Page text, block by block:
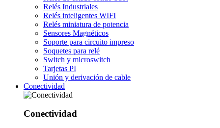
Relés Industriales
Relés inteligentes WIFI
Relés miniatura de potencia
Sensores Magnéticos
Soporte para circuito impreso
Soquetes para relé
Switch y microswitch
Tarjetas PI
Unión y derivación de cable
Conectividad
Conectividad